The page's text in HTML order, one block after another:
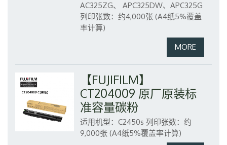
AC325ZG、 APC325DW、APC325G
列印张数：约4,000张 (A4纸5%覆盖
率计算)
【FUJIFILM】
CT204009 原厂原装标
准容量碳粉
适用机型：C2450s 列印张数：约
9,000张 (A4纸5%覆盖率计算)